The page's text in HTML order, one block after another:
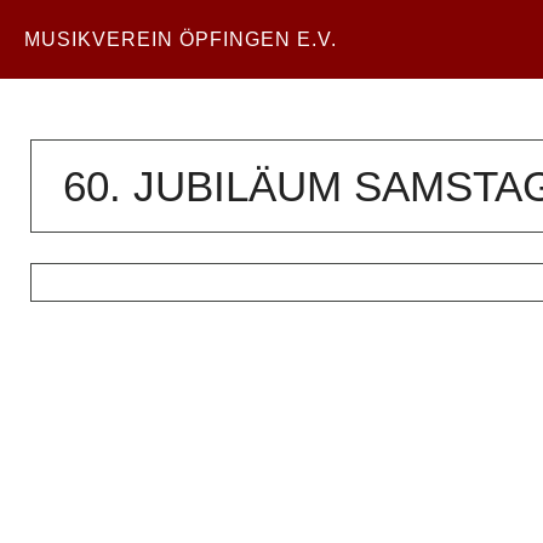
MUSIKVEREIN ÖPFINGEN E.V.
60. JUBILÄUM